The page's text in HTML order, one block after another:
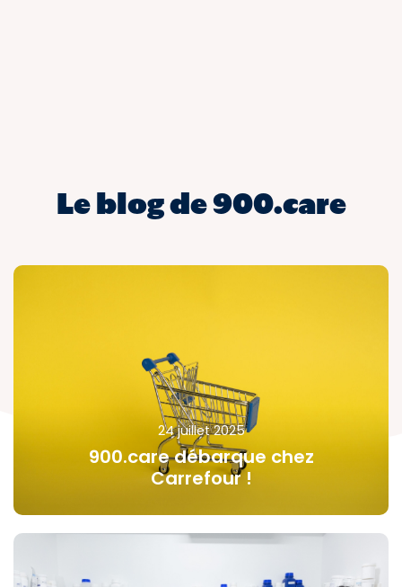
Le blog de 900.care
24 juillet 2025
900.care débarque chez
Carrefour !